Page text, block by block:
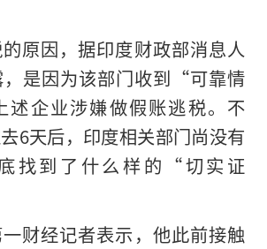
原因，据印度财政部消息人
，是因为该部门收到“可靠情
企业涉嫌做假账逃税。不
6天后，印度相关部门尚没有
找到了什么样的“切实证
财经记者表示，他此前接触